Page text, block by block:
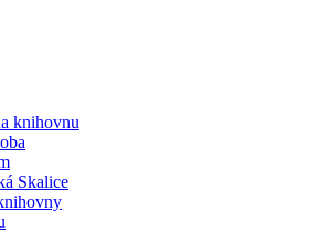
knihovnu
Skalice